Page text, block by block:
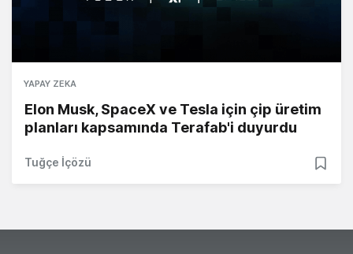
YAPAY ZEKA
Elon Musk, SpaceX ve Tesla için çip üretim
planları kapsamında Terafab'i duyurdu
Tuğçe İçözü